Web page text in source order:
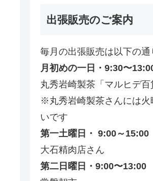
出張販売のご案内
毎月の出張販売は以下の通
月初めの一日・9:30〜
丸秀岩崎製茶「マルヒデ百
※丸秀岩崎製茶さんには火
いです
第一土曜日・ 9:00～15:00
大石精肉店さん
第二日曜日・9:00〜13:00